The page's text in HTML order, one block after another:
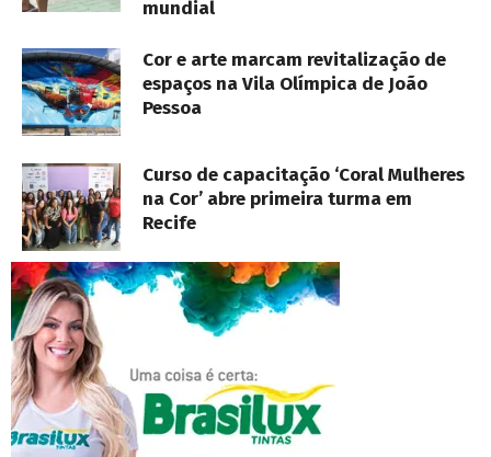
mundial
Cor e arte marcam revitalização de
espaços na Vila Olímpica de João
Pessoa
Curso de capacitação ‘Coral Mulheres
na Cor’ abre primeira turma em
Recife